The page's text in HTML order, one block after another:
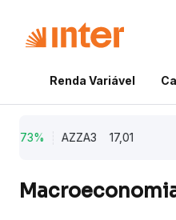
Renda Variável
9,73% AZZA3 17,01